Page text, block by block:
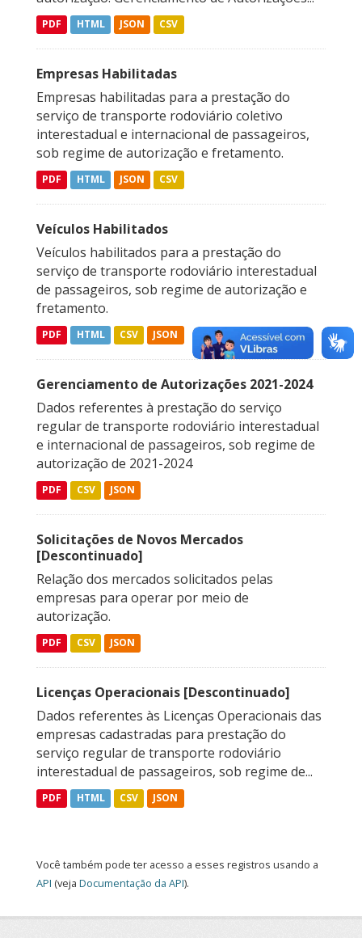
PDF HTML JSON CSV
Empresas Habilitadas
Empresas habilitadas para a prestação do
serviço de transporte rodoviário coletivo
interestadual e internacional de passageiros,
sob regime de autorização e fretamento.
PDF HTML JSON CSV
Veículos Habilitados
Veículos habilitados para a prestação do
serviço de transporte rodoviário interestadual
de passageiros, sob regime de autorização e
fretamento.
PDF HTML CSV JSON
Gerenciamento de Autorizações 2021-2024
Dados referentes à prestação do serviço
regular de transporte rodoviário interestadual
e internacional de passageiros, sob regime de
autorização de 2021-2024
PDF CSV JSON
Solicitações de Novos Mercados
[Descontinuado]
Relação dos mercados solicitados pelas
empresas para operar por meio de
autorização.
PDF CSV JSON
Licenças Operacionais [Descontinuado]
Dados referentes às Licenças Operacionais das
empresas cadastradas para prestação do
serviço regular de transporte rodoviário
interestadual de passageiros, sob regime de...
PDF HTML CSV JSON
Você também pode ter acesso a esses registros usando a
API (veja Documentação da API).